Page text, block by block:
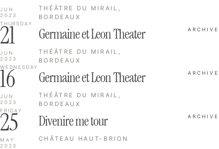
JUN
2023
THURSDAY
THÉÂTRE DU MIRAIL,
BORDEAUX
21
JUN
2023
WEDNESDAY
Germaine et Leon Theater
THÉÂTRE DU MIRAIL,
BORDEAUX
ARCHIVE
16
JUN
2023
FRIDAY
Germaine et Leon Theater
THÉÂTRE DU MIRAIL,
BORDEAUX
ARCHIVE
25
MAY
2023
Divenire me tour
CHÂTEAU HAUT-BRION
ARCHIVE